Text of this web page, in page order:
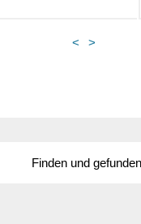
< >
Finden und